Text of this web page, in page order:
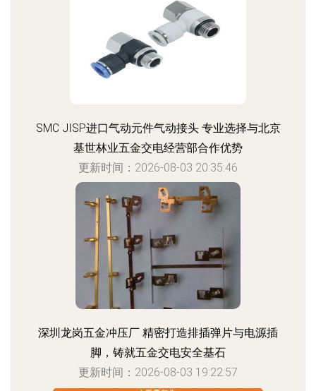
SMC JISP进口气动元件气动接头 专业选择与北京
基世林业五金交电经营部合作优势
更新时间：2026-08-03 20:35:46
深圳龙岗五金冲压厂 精密打造排插弹片与电源插
脚，铸就五金交电安全基石
更新时间：2026-08-03 19:22:57